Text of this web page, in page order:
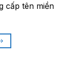
cấp tên miền